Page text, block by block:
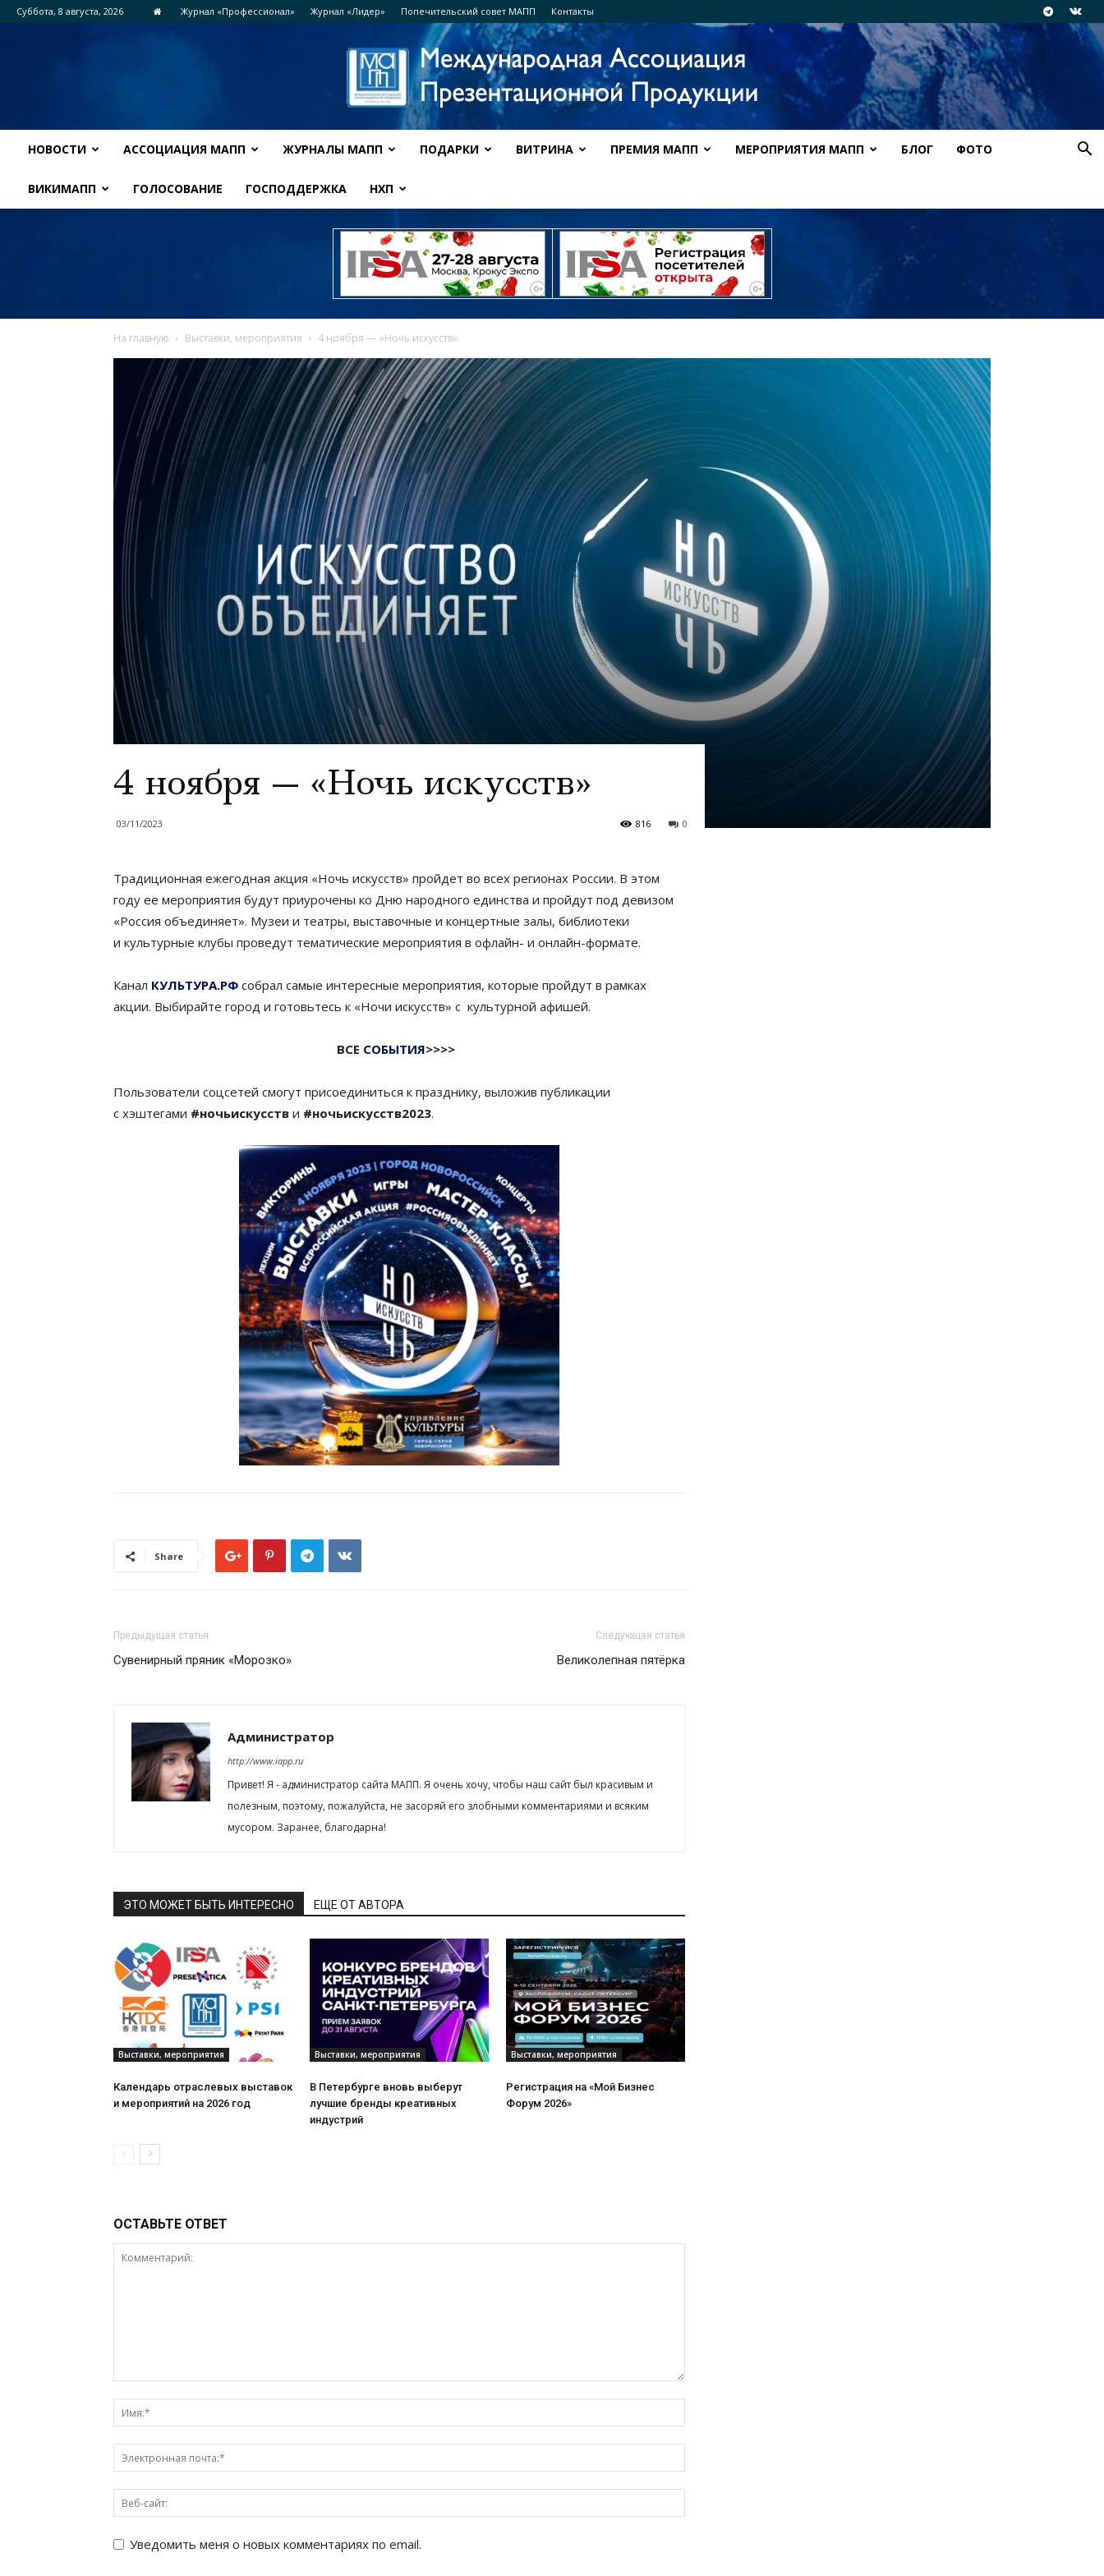
Суббота, 8 августа, 2026 Журнал «Профессионал» Журнал «Лидер» Попечительский совет МАПП Контакты
НОВОСТИ АССОЦИАЦИЯ МАПП ЖУРНАЛЫ МАПП ПОДАРКИ ВИТРИНА ПРЕМИЯ МАПП МЕРОПРИЯТИЯ МАПП БЛОГ ФОТО
ВИКИМАПП ГОЛОСОВАНИЕ ГОСПОДДЕРЖКА НХП
На главную Выставки, мероприятия 4 ноября — «Ночь искусств»
4 ноября — «Ночь искусств»
03/11/2023 0
816
Традиционная ежегодная акция «Ночь искусств» пройдет во всех регионах России. В этом
году ее мероприятия будут приурочены ко Дню народного единства и пройдут под девизом
«Россия объединяет». Музеи и театры, выставочные и концертные залы, библиотеки
и культурные клубы проведут тематические мероприятия в офлайн- и онлайн-формате.
Канал КУЛЬТУРА.РФ собрал самые интересные мероприятия, которые пройдут в рамках
акции. Выбирайте город и готовьтесь к «Ночи искусств» с культурной афишей.
ВСЕ СОБЫТИЯ>>>>
Пользователи соцсетей смогут присоединиться к празднику, выложив публикации
с хэштегами #ночьискусств и #ночьискусств2023.
Share
Предыдущая статья
Сувенирный пряник «Морозко»
Следующая статья
Великолепная пятёрка
Администратор
http://www.iapp.ru
Привет! Я - администратор сайта МАПП. Я очень хочу, чтобы наш сайт был красивым и
полезным, поэтому, пожалуйста, не засоряй его злобными комментариями и всяким
мусором. Заранее, благодарна!
ЭТО МОЖЕТ БЫТЬ ИНТЕРЕСНО ЕЩЕ ОТ АВТОРА
Выставки, мероприятия
Календарь отраслевых выставок
и мероприятий на 2026 год
Выставки, мероприятия
В Петербурге вновь выберут
лучшие бренды креативных
индустрий
Выставки, мероприятия
Регистрация на «Мой Бизнес
Форум 2026»
ОСТАВЬТЕ ОТВЕТ
Уведомить меня о новых комментариях по email.